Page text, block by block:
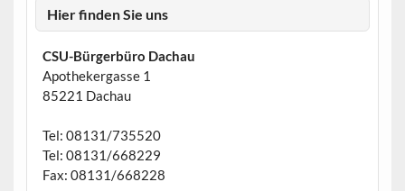
Hier finden Sie uns
CSU-Bürgerbüro Dachau
Apothekergasse 1
85221 Dachau
Tel: 08131/735520
Tel: 08131/668229
Fax: 08131/668228